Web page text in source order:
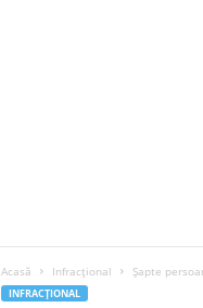
Acasă Infracțional Șapte
INFRACȚIONAL